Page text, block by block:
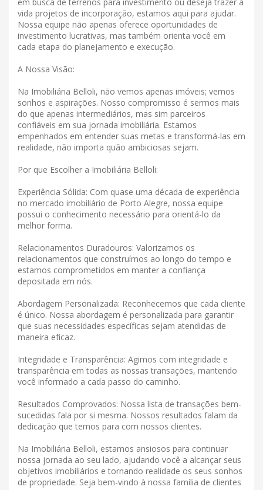
em busca de terrenos para investimento ou deseja trazer à
vida projetos de incorporação, estamos aqui para ajudar.
Nossa equipe não apenas oferece oportunidades de
investimento lucrativas, mas também orienta você em
cada etapa do planejamento e execução.
A Nossa Visão:
Na Imobiliária Belloli, não vemos apenas imóveis; vemos
sonhos e aspirações. Nosso compromisso é sermos mais
do que apenas intermediários, mas sim parceiros
confiáveis ​​em sua jornada imobiliária. Estamos
empenhados em entender suas metas e transformá-las em
realidade, não importa quão ambiciosas sejam.
Por que Escolher a Imobiliária Belloli:
Experiência Sólida: Com quase uma década de experiência
no mercado imobiliário de Porto Alegre, nossa equipe
possui o conhecimento necessário para orientá-lo da
melhor forma.
Relacionamentos Duradouros: Valorizamos os
relacionamentos que construímos ao longo do tempo e
estamos comprometidos em manter a confiança
depositada em nós.
Abordagem Personalizada: Reconhecemos que cada cliente
é único. Nossa abordagem é personalizada para garantir
que suas necessidades específicas sejam atendidas de
maneira eficaz.
Integridade e Transparência: Agimos com integridade e
transparência em todas as nossas transações, mantendo
você informado a cada passo do caminho.
Resultados Comprovados: Nossa lista de transações bem-
sucedidas fala por si mesma. Nossos resultados falam da
dedicação que temos para com nossos clientes.
Na Imobiliária Belloli, estamos ansiosos para continuar
nossa jornada ao seu lado, ajudando você a alcançar seus
objetivos imobiliários e tornando realidade os seus sonhos
de propriedade. Seja bem-vindo à nossa família de clientes